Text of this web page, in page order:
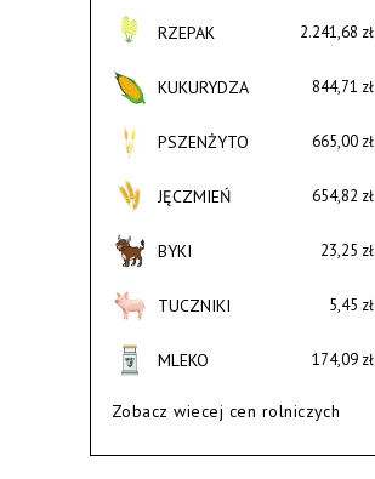
RZEPAK 2.241,68 zł
KUKURYDZA 844,71 zł
PSZENŻYTO 665,00 zł
JĘCZMIEŃ 654,82 zł
BYKI 23,25 zł
TUCZNIKI 5,45 zł
MLEKO 174,09 zł
Zobacz wiecej cen rolniczych